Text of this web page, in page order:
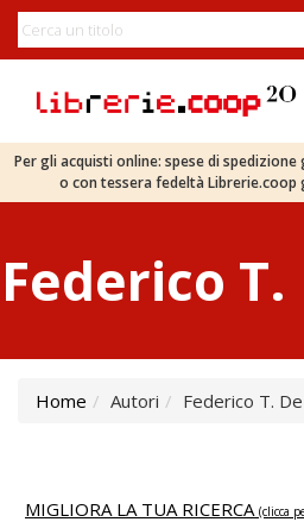
Per gli acquisti online: spese di
o con tessera fedeltà Librerie.coop
Federico
Home Autori Federico T.
MIGLIORA LA TUA RICERCA (clicca